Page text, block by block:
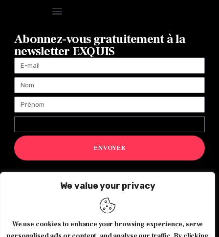
We value your privacy
We use cookies to enhance your browsing experience, serve
Abonnez-vous gratuitement à la
newsletter EXQUIS
ENVOYER
Magazine Exquis© 2026 Tous droits réservés -Made with ♥️
byAgence de communication JOUR J